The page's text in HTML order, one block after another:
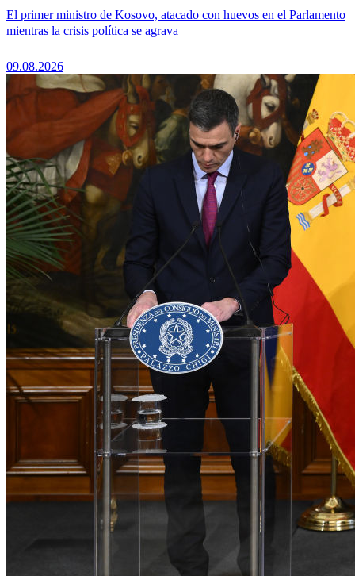
El primer ministro de Kosovo, atacado con huevos en el Parlamento
mientras la crisis política se agrava
09.08.2026